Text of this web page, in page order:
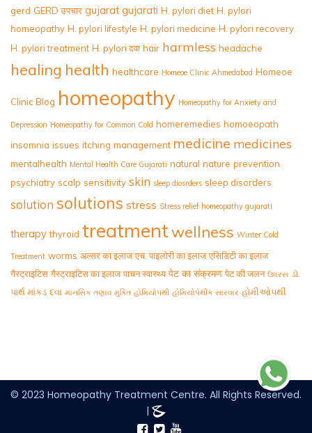
gerd GERD उपचार gujarat gujarati H. pylori diet H. pylori
homeopathy H. pylori lifestyle H. pylori medicine H. pylori recovery
H. pylori treatment H. pylori दवा hair harmless headache
healing health healthcare Homeoe Clinic Ahmedabad Homeoe
Clinic Blog homeopathy Homeopathy for Anxiety and
Depression Homeopathy for Common Cold homeremedies homoeopath
insomnia issues itching management medicine medicines
mentalhealth Mental Health Care Gujarati natural nature prevention
psychiatry scalp sensitivity skin sleep diosrders sleep disorders
solution solutions stress Stress relief homeopathy gujarati
therapy thyroid treatmentwellness Winter Cold
Treatment worms अल्सर का इलाज एच. पाइलोरी का इलाज एसिडिटी का इलाज
गैस्ट्राइटिस गैस्ट्राइटिस का इलाज पाचन स्वास्थ्य पेट का संक्रमण पेट की जलन ઉધરસ ડૉ.
પાર્થ માંકડ દવા માનસિક તણાવ મુક્તિ હોમિયોપથી હોમિયોપેથીક સારવાર હોમીઓપથી
© 2023 Homeopathy Treatment Centre. All Rights Reserved.
|